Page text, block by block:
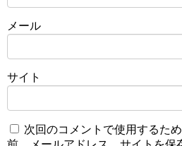
メール
サイト
次回のコメントで使用するた